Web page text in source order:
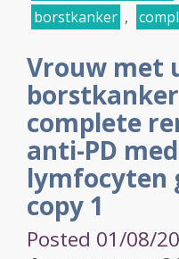
borstkanker ,
Vrouw met
complete
anti-PD
lymfocyten
copy 1
Posted 01/08/